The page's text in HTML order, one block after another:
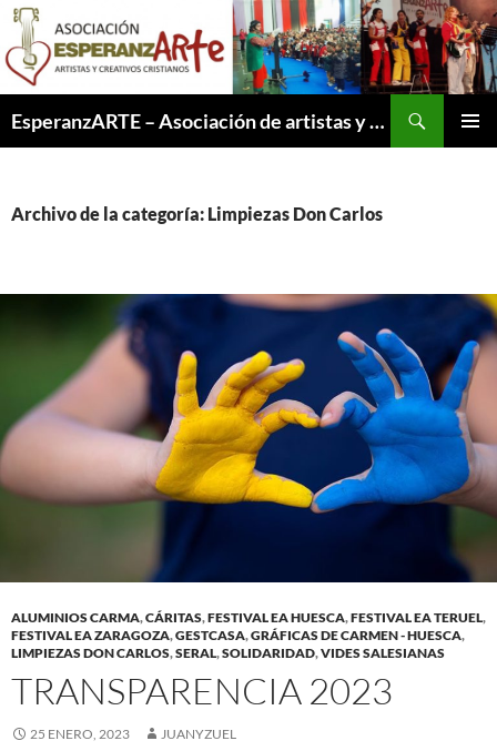
Saltar
contenido
EsperanzARTE – Asociación de artistas y creativos cristianos
Archivo de la categoría: Limpiezas Don Carlos
ALUMINIOS CARMA,CÁRITAS,FESTIVAL EA HUESCA,FESTIVAL EA TERUEL,
FESTIVAL EA ZARAGOZA,GESTCASA,GRÁFICAS DE CARMEN - HUESCA,
LIMPIEZAS DON CARLOS,SERAL,SOLIDARIDAD,VIDES SALESIANAS
TRANSPARENCIA 2023
25 ENERO, 2023 JUANYZUEL